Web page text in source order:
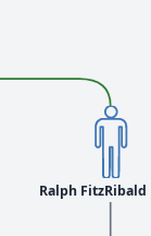
Ralph FitzRibald